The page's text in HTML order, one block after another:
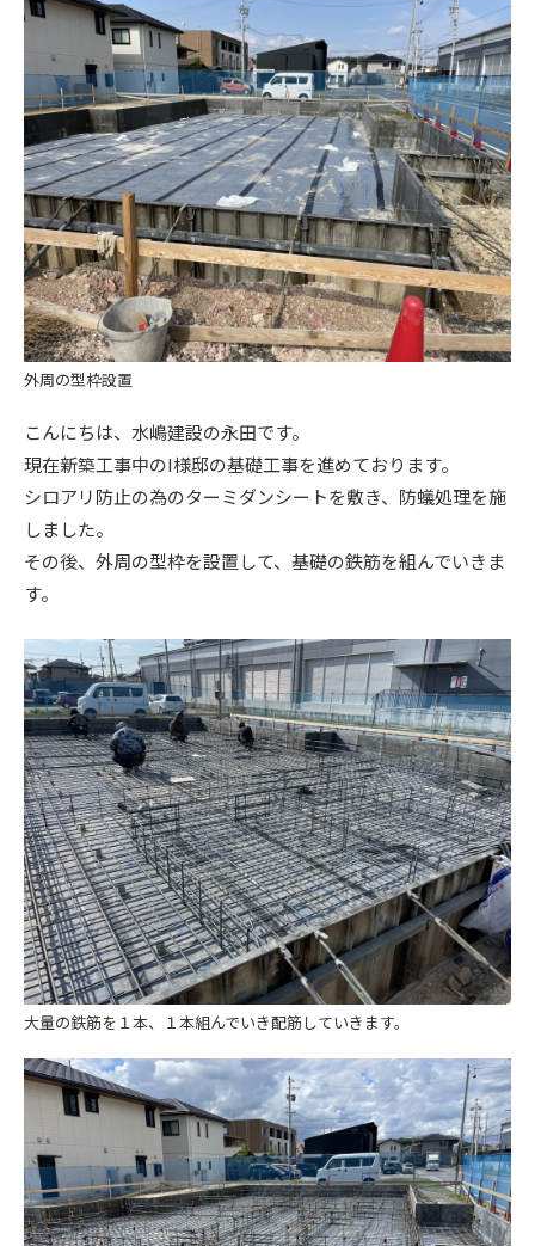
外周の型枠設置
こんにちは、水嶋建設の永田です。
現在新築工事中のI様邸の基礎工事を進めております。
シロアリ防止の為のターミダンシートを敷き、防蟻処理を施
しました。
その後、外周の型枠を設置して、基礎の鉄筋を組んでいきま
す。
大量の鉄筋を１本、１本組んでいき配筋していきます。